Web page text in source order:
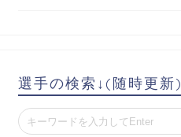
選手の検索↓(随時更新)